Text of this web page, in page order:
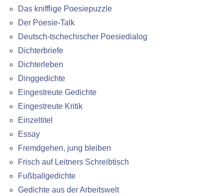
Das knifflige Poesiepuzzle
Der Poesie-Talk
Deutsch-tschechischer Poesiedialog
Dichterbriefe
Dichterleben
Dinggedichte
Eingestreute Gedichte
Eingestreute Kritik
Einzeltitel
Essay
Fremdgehen, jung bleiben
Frisch auf Leitners Schreibtisch
Fußballgedichte
Gedichte aus der Arbeitswelt